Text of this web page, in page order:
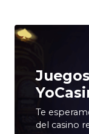
Te
del casino